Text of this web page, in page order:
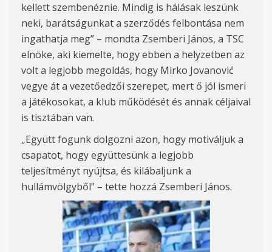
kellett szembenéznie. Mindig is hálásak leszünk
neki, barátságunkat a szerződés felbontása nem
ingathatja meg” – mondta Zsemberi János, a TSC
elnöke, aki kiemelte, hogy ebben a helyzetben az
volt a legjobb megoldás, hogy Mirko Jovanović
vegye át a vezetőedzői szerepet, mert ő jól ismeri
a játékosokat, a klub működését és annak céljaival
is tisztában van.
„Együtt fogunk dolgozni azon, hogy motiváljuk a
csapatot, hogyegyüttesünka legjobb
teljesítményt nyújtsa, és kilábaljunk a
hullámvölgyből” – tette hozzá Zsemberi János.